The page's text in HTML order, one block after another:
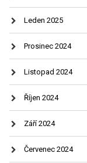
Leden 2025
Prosinec 2024
Listopad 2024
Říjen 2024
Září 2024
Červenec 2024